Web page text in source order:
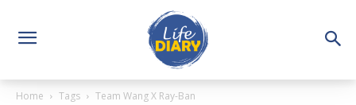
Home Tags Team Wang X Ray-Ban